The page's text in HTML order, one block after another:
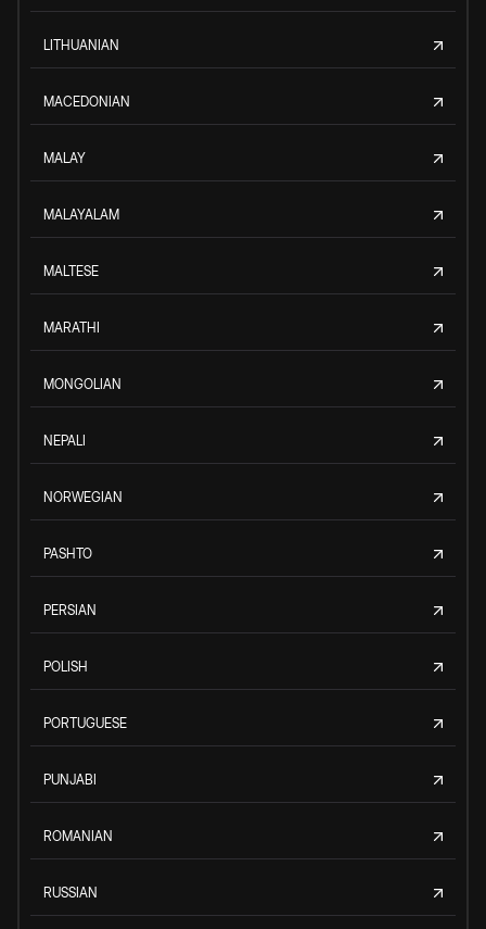
LITHUANIAN
MACEDONIAN
MALAY
MALAYALAM
MALTESE
MARATHI
MONGOLIAN
NEPALI
NORWEGIAN
PASHTO
PERSIAN
POLISH
PORTUGUESE
PUNJABI
ROMANIAN
RUSSIAN